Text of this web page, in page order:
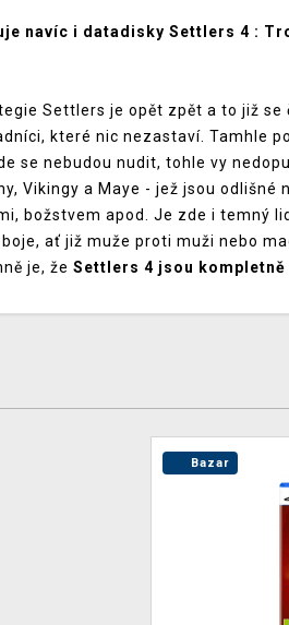
navíc i datadisky Settlers 4 :
Settlers je opět zpět a to již se
které nic nezastaví. Tamhle
se nebudou nudit, tohle vy
Vikingy a Maye - jež jsou odlišné
božstvem apod. Je zde i temný
ať již muže proti muži nebo
je, že Settlers 4 jsou kompletně
Bazar